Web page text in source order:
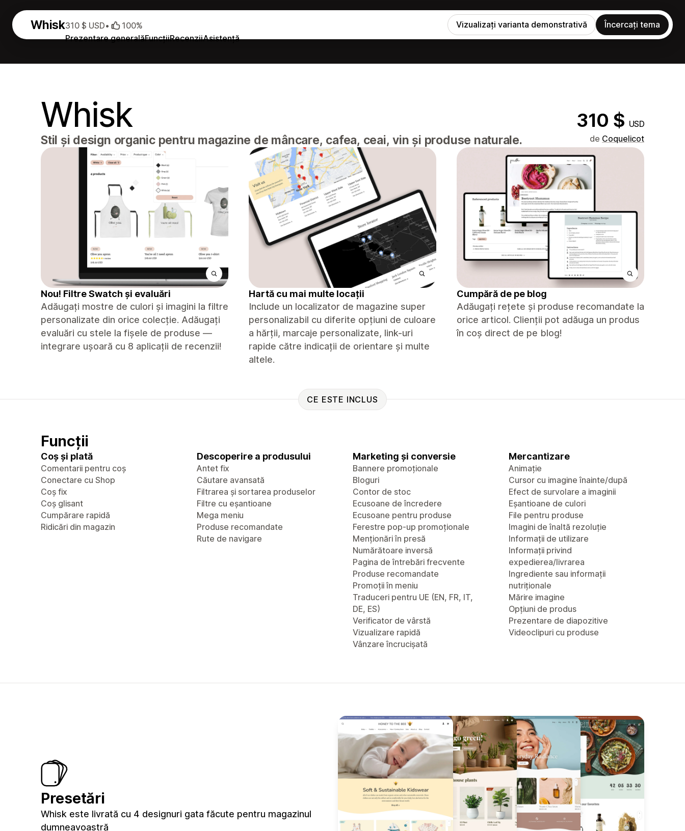
Whisk
Prezentare generalăFuncțiiRecenziiAsistență
310 $ USD• 100% Vizualizați varianta demonstrativă Încercați tema
Whisk 310 $ USD
Stil și design organic pentru magazine de mâncare, cafea, ceai, vin și produse naturale. de Coquelicot
Nou! Filtre Swatch și evaluări
Adăugați mostre de culori și imagini la filtre
personalizate din orice colecție. Adăugați
evaluări cu stele la fișele de produse —
integrare ușoară cu 8 aplicații de recenzii!
Hartă cu mai multe locații
Include un localizator de magazine super
personalizabil cu diferite opțiuni de culoare
a hărții, marcaje personalizate, link-uri
rapide către indicații de orientare și multe
altele.
Cumpără de pe blog
Adăugați rețete și produse recomandate la
orice articol. Clienții pot adăuga un produs
în coș direct de pe blog!
CE ESTE INCLUS
Funcții
Coș și plată
Comentarii pentru coș
Conectare cu Shop
Coș fix
Coș glisant
Cumpărare rapidă
Ridicări din magazin
Descoperire a produsului
Antet fix
Căutare avansată
Filtrarea și sortarea produselor
Filtre cu eșantioane
Mega meniu
Produse recomandate
Rute de navigare
Marketing și conversie
Bannere promoționale
Bloguri
Contor de stoc
Ecusoane de încredere
Ecusoane pentru produse
Ferestre pop-up promoționale
Menționări în presă
Numărătoare inversă
Pagina de întrebări frecvente
Produse recomandate
Promoții în meniu
Traduceri pentru UE (EN, FR, IT,
DE, ES)
Verificator de vârstă
Vizualizare rapidă
Vânzare încrucișată
Mercantizare
Animație
Cursor cu imagine înainte/după
Efect de survolare a imaginii
Eșantioane de culori
File pentru produse
Imagini de înaltă rezoluție
Informații de utilizare
Informații privind
expedierea/livrarea
Ingrediente sau informații
nutriționale
Mărire imagine
Opțiuni de produs
Prezentare de diapozitive
Videoclipuri cu produse
Presetări
Whisk este livrată cu 4 designuri gata făcute pentru magazinul
dumneavoastră